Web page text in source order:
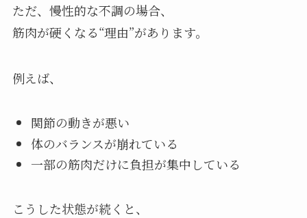
ただ、慢性的な不調の場合、
筋肉が硬くなる“理由”があります。
例えば、
関節の動きが悪い
体のバランスが崩れている
一部の筋肉だけに負担が集中している
こうした状態が続くと、